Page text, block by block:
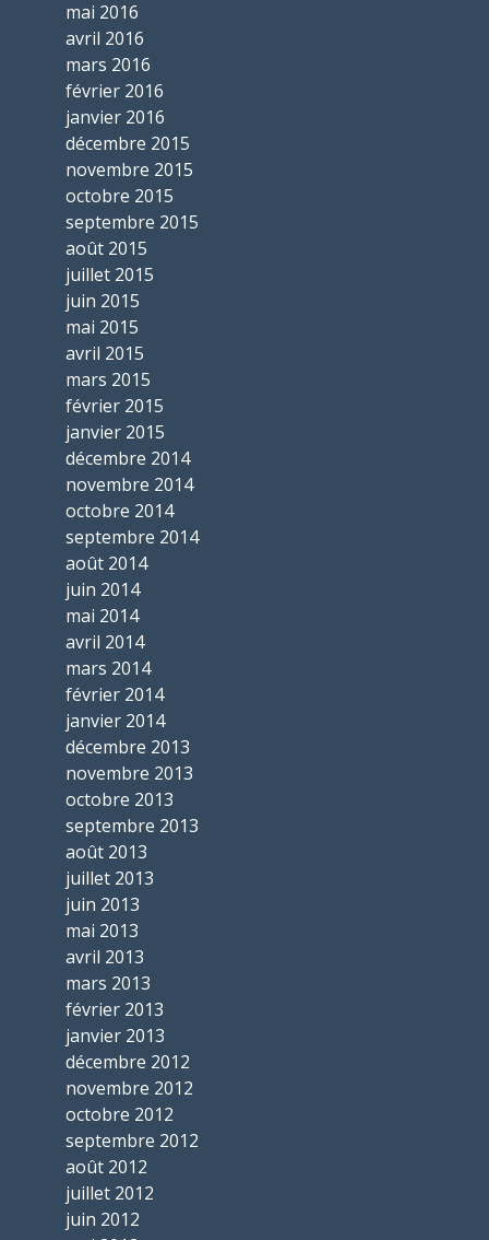
mai 2016
avril 2016
mars 2016
février 2016
janvier 2016
décembre 2015
novembre 2015
octobre 2015
septembre 2015
août 2015
juillet 2015
juin 2015
mai 2015
avril 2015
mars 2015
février 2015
janvier 2015
décembre 2014
novembre 2014
octobre 2014
septembre 2014
août 2014
juin 2014
mai 2014
avril 2014
mars 2014
février 2014
janvier 2014
décembre 2013
novembre 2013
octobre 2013
septembre 2013
août 2013
juillet 2013
juin 2013
mai 2013
avril 2013
mars 2013
février 2013
janvier 2013
décembre 2012
novembre 2012
octobre 2012
septembre 2012
août 2012
juillet 2012
juin 2012